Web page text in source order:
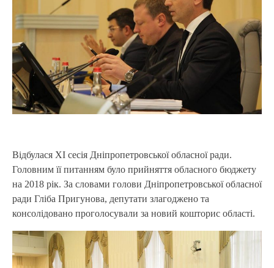
Відбулася XI сесія Дніпропетровської обласної ради.
Головним її питанням було прийняття обласного бюджету
на 2018 рік. За словами голови Дніпропетровської обласної
ради Гліба Пригунова, депутати злагоджено та
консолідовано проголосували за новий кошторис області.